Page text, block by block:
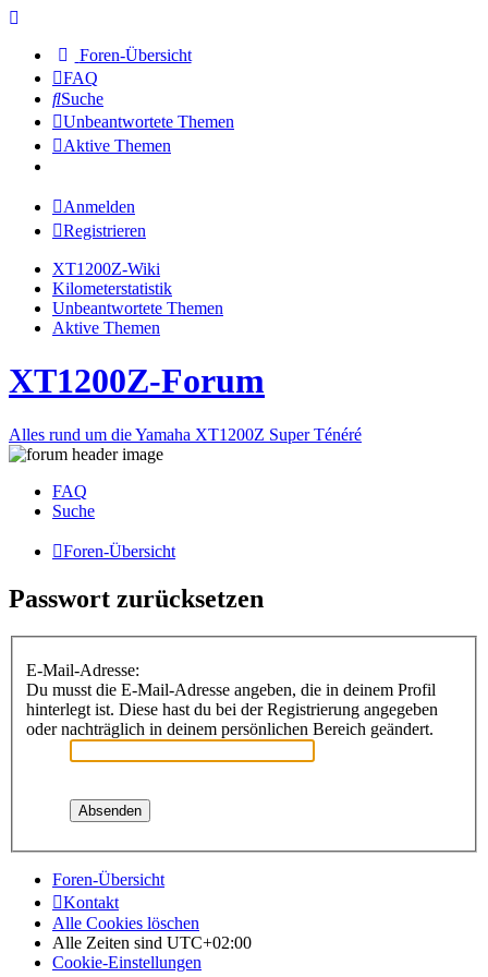
Foren-Übersicht
FAQ
Suche
Unbeantwortete Themen
Aktive Themen
Anmelden
Registrieren
XT1200Z-Wiki
Kilometerstatistik
Unbeantwortete Themen
Aktive Themen
XT1200Z-Forum
Alles rund um die Yamaha XT1200Z Super Ténéré
FAQ
Suche
Foren-Übersicht
Passwort zurücksetzen
E-Mail-Adresse:
Du musst die E-Mail-Adresse angeben, die in deinem Profil
hinterlegt ist. Diese hast du bei der Registrierung angegeben
oder nachträglich in deinem persönlichen Bereich geändert.
Foren-Übersicht
Kontakt
Alle Cookies löschen
Alle Zeiten sind UTC+02:00
Cookie-Einstellungen